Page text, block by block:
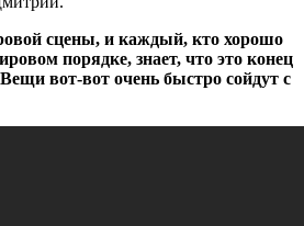
сцены, и каждый, кто хорошо
порядке, знает, что это конец
вот-вот очень быстро сойдут с